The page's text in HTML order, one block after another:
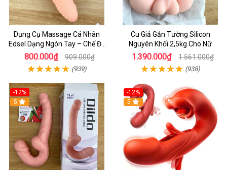
Dụng Cụ Massage Cá Nhân
Edsel Dạng Ngón Tay – Chế Độ
Rung & Ấm Nhiệt Cao Cấp
800.000₫ 909.000₫
(939)
Cu Giả Gắn Tường Silicon
Nguyên Khối 2,5kg Cho Nữ
1.390.000₫ 1.561.000₫
(938)
-12%
5
-12%
5